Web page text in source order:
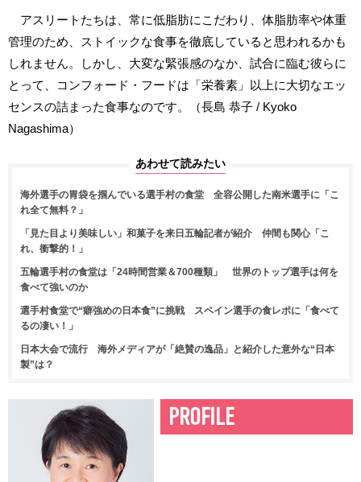
アスリートたちは、常に低脂肪にこだわり、体脂肪率や体重
管理のため、ストイックな食事を徹底していると思われるかも
しれません。しかし、大変な緊張感のなか、試合に臨む彼らに
とって、コンフォード・フードは「栄養素」以上に大切なエッ
センスの詰まった食事なのです。（長島 恭子 / Kyoko
Nagashima）
あわせて読みたい
海外選手の胃袋を掴んでいる選手村の食堂 全容公開した南米選手に「こ
れ全て無料？」
「見た目より美味しい」和菓子を来日五輪記者が紹介 仲間も関心「こ
れ、衝撃的！」
五輪選手村の食堂は「24時間営業＆700種類」 世界のトップ選手は何を
食べて強いのか
選手村食堂で“癖強めの日本食”に挑戦 スペイン選手の食レポに「食べて
るの凄い！」
日本大会で流行 海外メディアが「絶賛の逸品」と紹介した意外な“日本
製”は？
PROFILE